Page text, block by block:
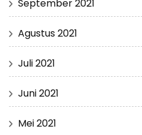
September 2021
Agustus 2021
Juli 2021
Juni 2021
Mei 2021